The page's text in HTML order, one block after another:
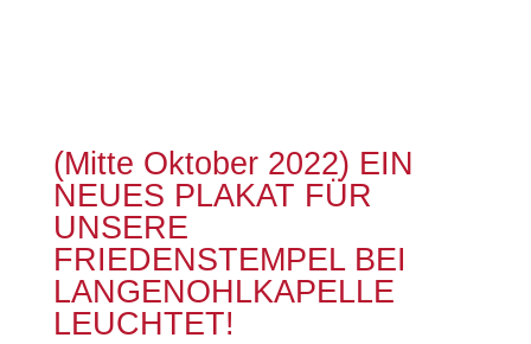
(Mitte Oktober 2022) EIN
NEUES PLAKAT FÜR
UNSERE
FRIEDENSTEMPEL BEI
LANGENOHLKAPELLE
LEUCHTET!